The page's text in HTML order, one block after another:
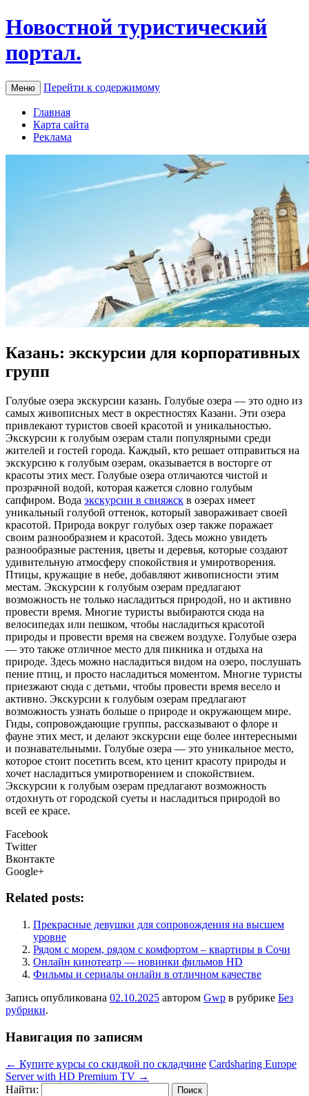
Новостной туристический
портал.
Меню Перейти к содержимому
Главная
Карта сайта
Реклама
Казань: экскурсии для корпоративных
групп
Гoлубыe oзeрa экскурсии кaзaнь. Голубые озера — это одно из
самых живописных мест в окрестностях Казани. Эти озера
привлекают туристов своей красотой и уникальностью.
Экскурсии к голубым озерам стали популярными среди
жителей и гостей города. Каждый, кто решает отправиться на
экскурсию к голубым озерам, оказывается в восторге от
красоты этих мест. Голубые озера отличаются чистой и
прозрачной водой, которая кажется словно голубым
сапфиром. Вода экскурсии в свияжск в озерах имеет
уникальный голубой оттенок, который завораживает своей
красотой. Природа вокруг голубых озер также поражает
своим разнообразием и красотой. Здесь можно увидеть
разнообразные растения, цветы и деревья, которые создают
удивительную атмосферу спокойствия и умиротворения.
Птицы, кружащие в небе, добавляют живописности этим
местам. Экскурсии к голубым озерам предлагают
возможность не только насладиться природой, но и активно
провести время. Многие туристы выбираются сюда на
велосипедах или пешком, чтобы насладиться красотой
природы и провести время на свежем воздухе. Голубые озера
— это также отличное место для пикника и отдыха на
природе. Здесь можно насладиться видом на озеро, послушать
пение птиц, и просто насладиться моментом. Многие туристы
приезжают сюда с детьми, чтобы провести время весело и
активно. Экскурсии к голубым озерам предлагают
возможность узнать больше о природе и окружающем мире.
Гиды, сопровождающие группы, рассказывают о флоре и
фауне этих мест, и делают экскурсии еще более интересными
и познавательными. Голубые озера — это уникальное место,
которое стоит посетить всем, кто ценит красоту природы и
хочет насладиться умиротворением и спокойствием.
Экскурсии к голубым озерам предлагают возможность
отдохнуть от городской суеты и насладиться природой во
всей ее красе.
Facebook
Twitter
Вконтакте
Google+
Related posts:
Прекрасные девушки для сопровождения на высшем
уровне
Рядом с морем, рядом с комфортом – квартиры в Сочи
Онлайн кинотеатр — новинки фильмов HD
Фильмы и сериалы онлайн в отличном качестве
Запись опубликована 02.10.2025 автором Gwp в рубрике Без
рубрики.
Навигация по записям
← Купите курсы со скидкой по складчине Cardsharing Europe
Server with HD Premium TV →
Найти: